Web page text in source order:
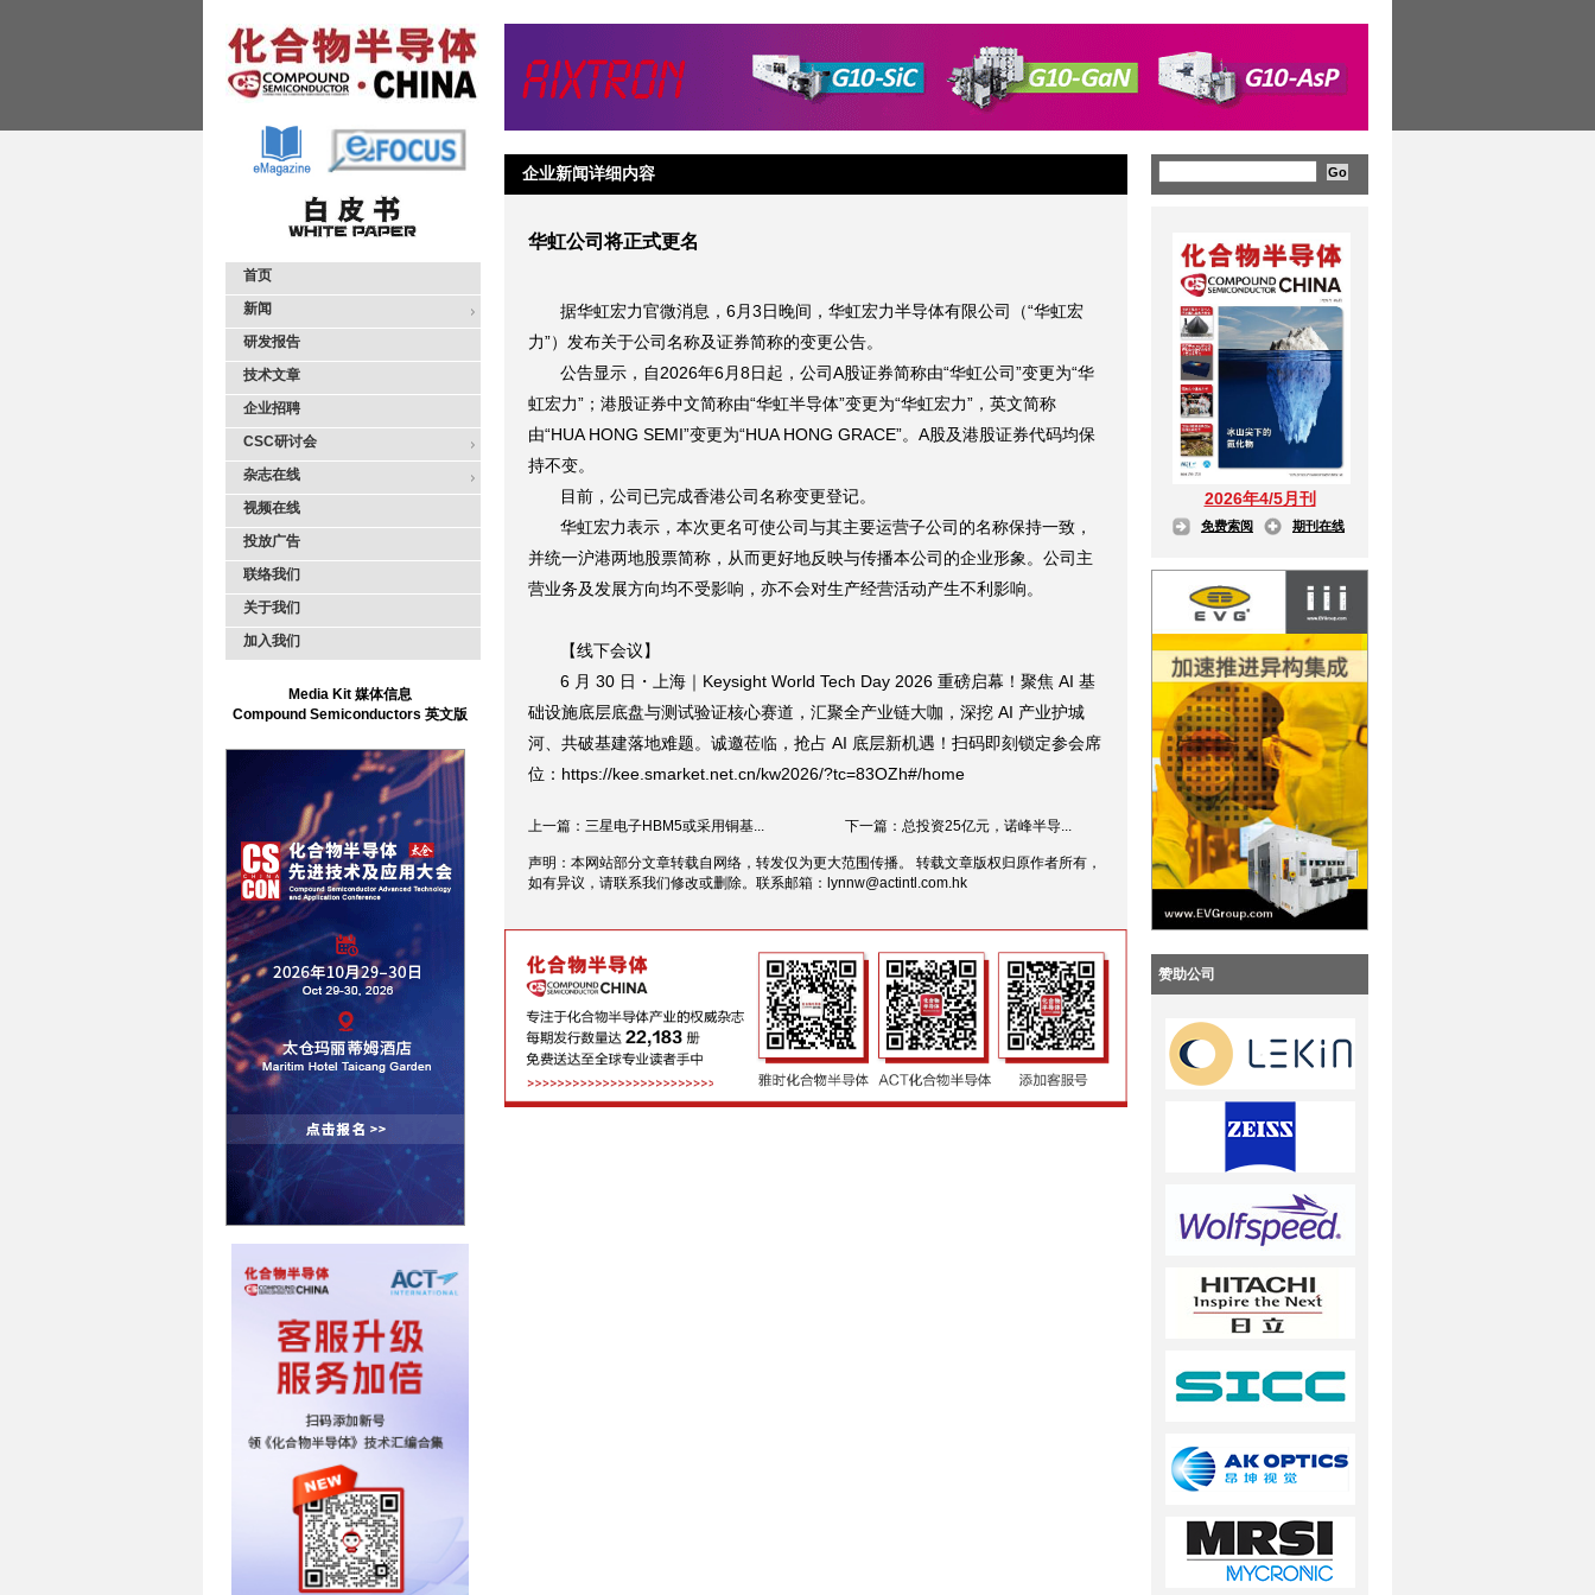
首页
新闻
研发报告
技术文章
企业招聘
CSC研讨会
杂志在线
视频在线
投放广告
联络我们
关于我们
加入我们
Media Kit 媒体信息
Compound Semiconductors 英文版
企业新闻详细内容
华虹公司将正式更名
据华虹宏力官微消息，6月3日晚间，华虹宏力半导体有限公司（“华虹宏
力”）发布关于公司名称及证券简称的变更公告。
公告显示，自2026年6月8日起，公司A股证券简称由“华虹公司”变更为“华
虹宏力”；港股证券中文简称由“华虹半导体”变更为“华虹宏力”，英文简称
由“HUA HONG SEMI”变更为“HUA HONG GRACE”。A股及港股证券代码均保
持不变。
目前，公司已完成香港公司名称变更登记。
华虹宏力表示，本次更名可使公司与其主要运营子公司的名称保持一致，
并统一沪港两地股票简称，从而更好地反映与传播本公司的企业形象。公司主
营业务及发展方向均不受影响，亦不会对生产经营活动产生不利影响。
【线下会议】
6 月 30 日・上海｜Keysight World Tech Day 2026 重磅启幕！聚焦 AI 基
础设施底层底盘与测试验证核心赛道，汇聚全产业链大咖，深挖 AI 产业护城
河、共破基建落地难题。诚邀莅临，抢占 AI 底层新机遇！扫码即刻锁定参会席
位：https://kee.smarket.net.cn/kw2026/?tc=83OZh#/home
上一篇：三星电子HBM5或采用铜基... 下一篇：总投资25亿元，诺峰半导...
声明：本网站部分文章转载自网络，转发仅为更大范围传播。 转载文章版权归原作者所有，
如有异议，请联系我们修改或删除。联系邮箱： lynnw@actintl.com.hk
2026年4/5月刊
免费索阅 期刊在线
赞助公司